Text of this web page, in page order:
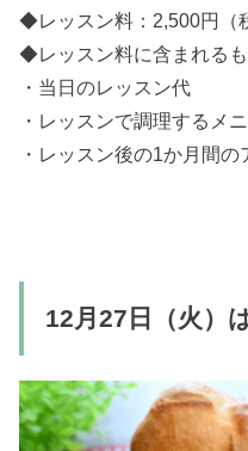
◆レッスン料：2,500円（
◆レッスン料に含まれる
・当日のレッスン代
・レッスンで調理するメ
・レッスン後の1か月間の
12月27日（火）